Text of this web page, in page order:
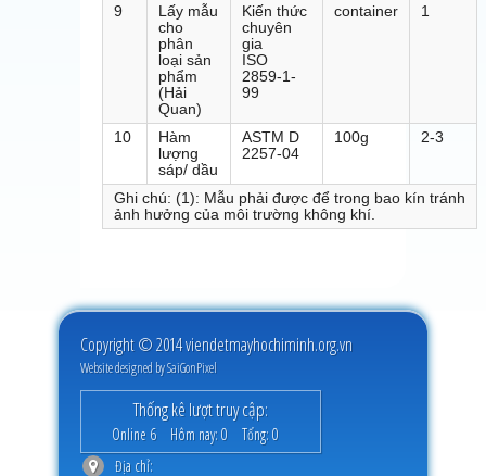
9
Lấy mẫu
cho
phân
loại sản
phẩm
(Hải
Quan)
Kiến thức
chuyên
gia
ISO
2859-1-
99
container 1
10
Hàm
lượng
sáp/ dầu
ASTM D
2257-04
100g 2-3
Ghi chú: (1): Mẫu phải được để trong bao kín tránh
ảnh hưởng của môi trường không khí.
Copyright © 2014 viendetmayhochiminh.org.vn
Website designed bySaiGonPixel
Thống kê lượt truy cập:
Online 6 Hôm nay:0 Tổng:0
Địa chỉ: